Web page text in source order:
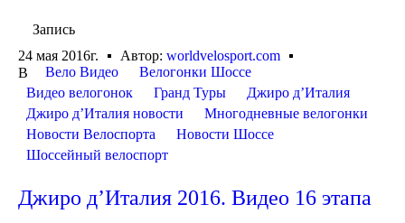
Запись
24 мая 2016г.
Автор: worldvelosport.com
В
Вело Видео
Велогонки Шоссе
Видео велогонок
Гранд Туры
Джиро д’Италия
Джиро д’Италия новости
Многодневные велогонки
Новости Велоспорта
Новости Шоссе
Шоссейный велоспорт
Джиро д’Италия 2016. Видео 16 этапа